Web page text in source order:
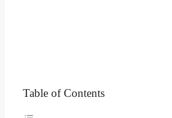
Table of Contents